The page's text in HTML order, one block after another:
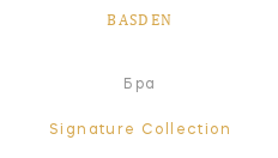
BASDEN
Бра
Signature Collection